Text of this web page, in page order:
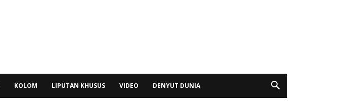
KOLOM LIPUTAN KHUSUS VIDEO DENYUT DUNIA